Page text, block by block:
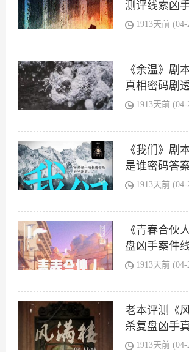
测评线索凶
1913天前 (04-
《余温》剧
真相密码剧
1913天前 (04-
《我们》剧
是谁密码答
1913天前 (04-
《青春合伙
盘凶手案件
1913天前 (04-
老本评测《
杀复盘凶手
1913天前 (04-